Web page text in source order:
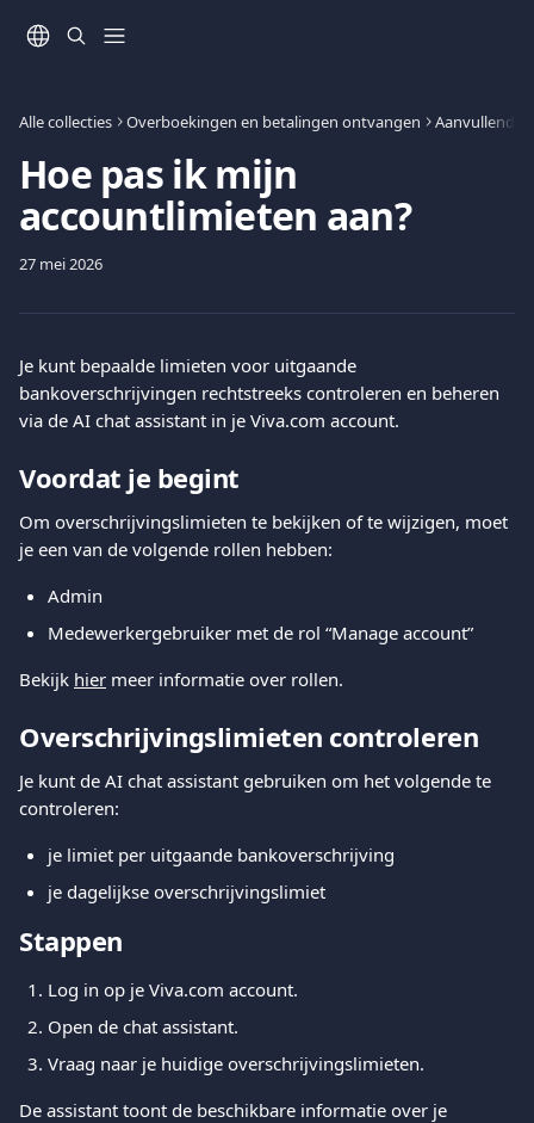
Alle collecties Overboekingen en betalingen ontvangen Aanvullende
Hoe pas ik mijn
accountlimieten aan?
27 mei 2026
Je kunt bepaalde limieten voor uitgaande
bankoverschrijvingen rechtstreeks controleren en beheren
via de AI chat assistant in je Viva.com account.
Voordat je begint
Om overschrijvingslimieten te bekijken of te wijzigen, moet
je een van de volgende rollen hebben:
Admin
Medewerkergebruiker met de rol “Manage account”
Bekijk hier meer informatie over rollen.
Overschrijvingslimieten controleren
Je kunt de AI chat assistant gebruiken om het volgende te
controleren:
je limiet per uitgaande bankoverschrijving
je dagelijkse overschrijvingslimiet
Stappen
Log in op je Viva.com account.
Open de chat assistant.
Vraag naar je huidige overschrijvingslimieten.
De assistant toont de beschikbare informatie over je